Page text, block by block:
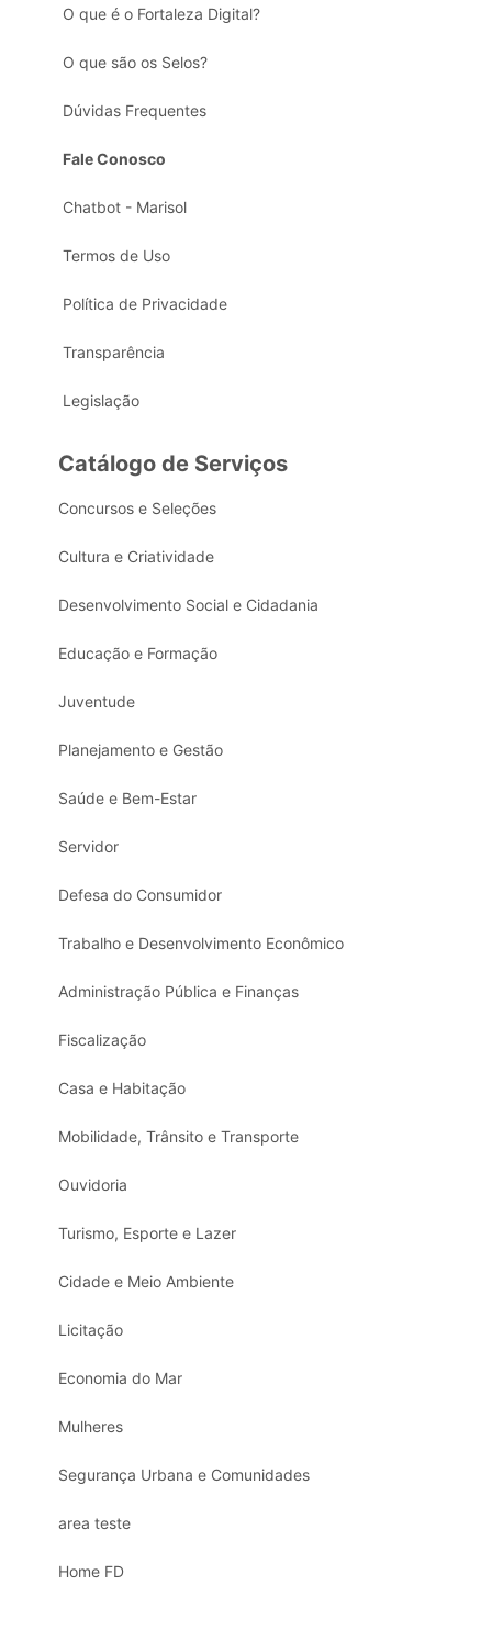
O que é o Fortaleza Digital?
O que são os Selos?
Dúvidas Frequentes
Fale Conosco
Chatbot - Marisol
Termos de Uso
Política de Privacidade
Transparência
Legislação
Catálogo de Serviços
Concursos e Seleções
Cultura e Criatividade
Desenvolvimento Social e Cidadania
Educação e Formação
Juventude
Planejamento e Gestão
Saúde e Bem-Estar
Servidor
Defesa do Consumidor
Trabalho e Desenvolvimento Econômico
Administração Pública e Finanças
Fiscalização
Casa e Habitação
Mobilidade, Trânsito e Transporte
Ouvidoria
Turismo, Esporte e Lazer
Cidade e Meio Ambiente
Licitação
Economia do Mar
Mulheres
Segurança Urbana e Comunidades
area teste
Home FD